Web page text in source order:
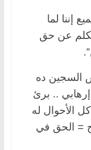
إننا لما
عن حق
السجين ده
.. برئ
الأحوال له
= الحق في